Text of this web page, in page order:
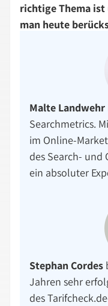
richtige Thema
man heute
Malte Landwehr
Searchmetrics.
im Online-
des Search-
ein absoluter
Stephan Cordes
Jahren sehr
des